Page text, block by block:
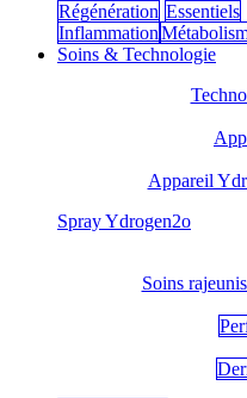
Régénération Essentiels
Inflammation
Soins & Technologie
Appareil
​Spray Ydrogen2o
Soins